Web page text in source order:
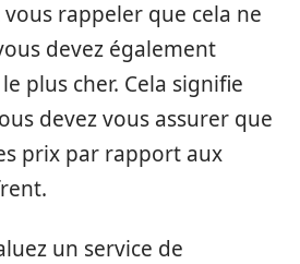
vous rappeler que cela ne
devez également
plus cher. Cela signifie
devez vous assurer que
prix par rapport aux
un service de